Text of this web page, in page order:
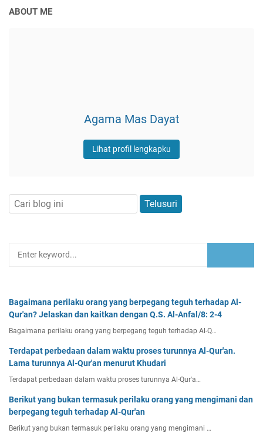
ABOUT ME
Agama Mas Dayat
Lihat profil lengkapku
Bagaimana perilaku orang yang berpegang teguh terhadap Al-
Qur'an? Jelaskan dan kaitkan dengan Q.S. Al-Anfal/8: 2-4
Bagaimana perilaku orang yang berpegang teguh terhadap Al-Q…
Terdapat perbedaan dalam waktu proses turunnya Al-Qur'an.
Lama turunnya Al-Qur'an menurut Khudari
Terdapat perbedaan dalam waktu proses turunnya Al-Qur'a…
Berikut yang bukan termasuk perilaku orang yang mengimani dan
berpegang teguh terhadap Al-Qur'an
Berikut yang bukan termasuk perilaku orang yang mengimani …